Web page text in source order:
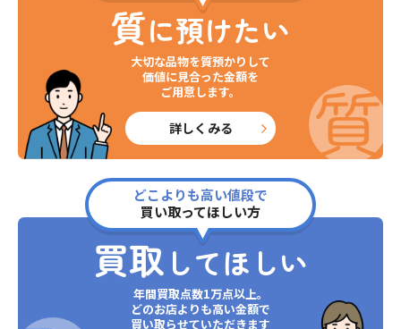
質に預けたい
大切な品物を質預かりして
価値に見合った金額を
ご用意します。
詳しくみる
どこよりも高い値段で
買い取ってほしい方
買取 してほしい
年間買取点数1万点以上。
どのお店よりも高い金額で
買い取らせていただきます